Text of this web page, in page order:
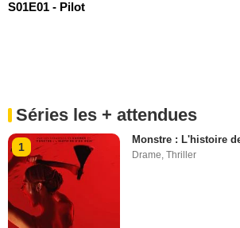
S01E01 - Pilot
Séries les + attendues
1
Monstre : L'histoire
Drame,Thriller